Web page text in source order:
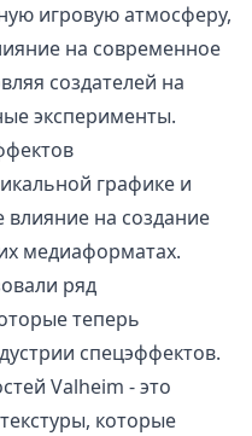
игровую атмосферу,
на современное
создателей на
эксперименты.
графике и
влияние на создание
медиаформатах.
ряд
теперь
спецэффектов.
Valheim - это
которые